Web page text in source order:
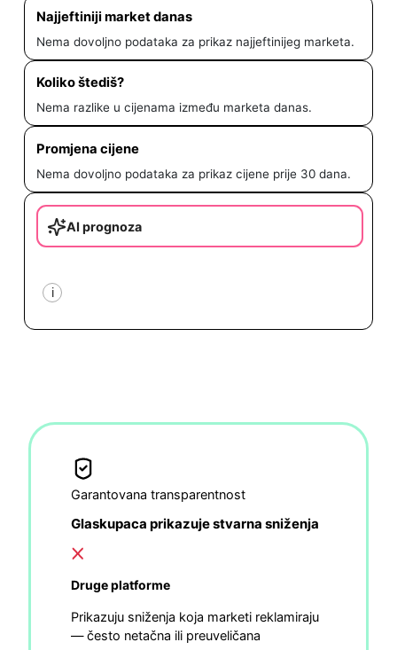
Najjeftiniji market danas
Nema dovoljno podataka za prikaz najjeftinijeg marketa.
Koliko štediš?
Nema razlike u cijenama između marketa danas.
Promjena cijene
Nema dovoljno podataka za prikaz cijene prije 30 dana.
AI prognoza
i
Garantovana transparentnost
Glaskupaca prikazuje stvarna sniženja
Druge platforme
Prikazuju sniženja koja marketi reklamiraju
— često netačna ili preuveličana